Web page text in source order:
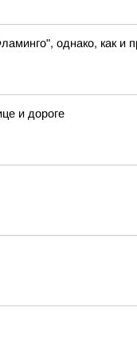
однако, как
и дороге